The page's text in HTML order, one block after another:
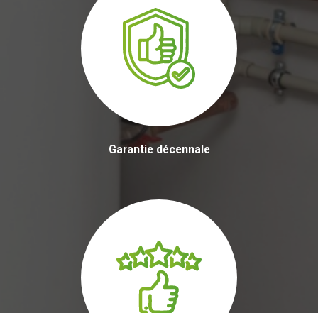
Garantie décennale